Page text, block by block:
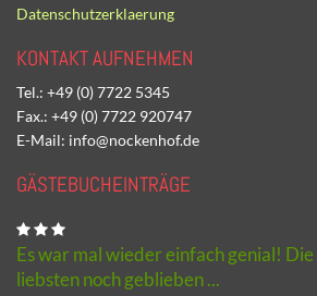
Datenschutzerklaerung
KONTAKT AUFNEHMEN
Tel.: +49 (0) 7722 5345
Fax.: +49 (0) 7722 920747
E-Mail: info@nockenhof.de
GÄSTEBUCHEINTRÄGE
Es war mal wieder einfach genial!
liebsten noch geblieben ...